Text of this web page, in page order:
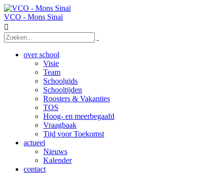
VCO - Mons Sinaï

over school
Visie
Team
Schoolgids
Schooltijden
Roosters & Vakanties
TOS
Hoog- en meerbegaafd
Vraagbaak
Tijd voor Toekomst
actueel
Nieuws
Kalender
contact